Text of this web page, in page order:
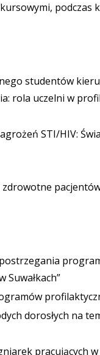
studentów
rola uczelni w
STI/HIV:
zdrowotne
Suwałkach”
dorosłych na
pracujących